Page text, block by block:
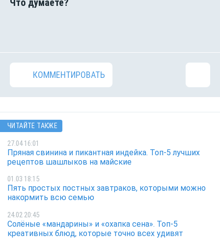
КОММЕНТИРОВАТЬ
ЧИТАЙТЕ ТАКЖЕ
27.04 16:01
Пряная свинина и пикантная индейка. Топ-5 лучших
рецептов шашлыков на майские
01.03 18:15
Пять простых постных завтраков, которыми можно
накормить всю семью
24.02 20:45
Солёные «мандарины» и «охапка сена». Топ-5
креативных блюд, которые точно всех удивят